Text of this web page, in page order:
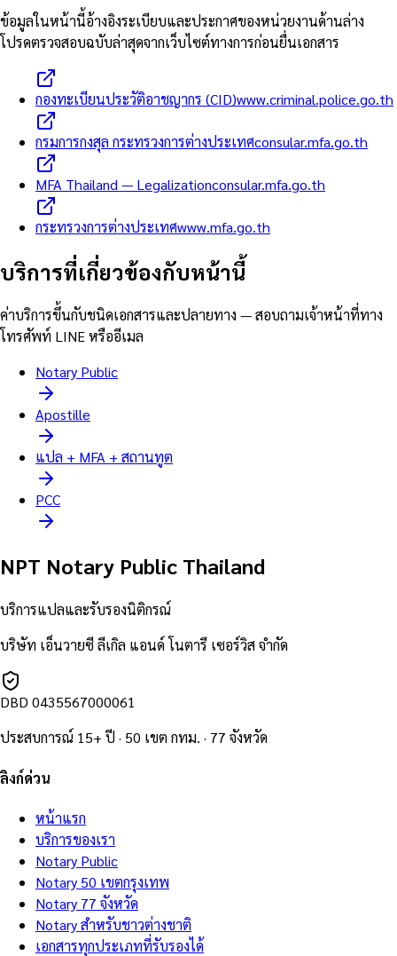
ข้อมูลในหน้านี้อ้างอิงระเบียบและประกาศของหน่วยงานด้านล่าง
โปรดตรวจสอบฉบับล่าสุดจากเว็บไซต์ทางการก่อนยื่นเอกสาร
กองทะเบียนประวัติอาชญากร (CID)www.criminal.police.go.th
กรมการกงสุล กระทรวงการต่างประเทศconsular.mfa.go.th
MFA Thailand — Legalizationconsular.mfa.go.th
กระทรวงการต่างประเทศwww.mfa.go.th
บริการที่เกี่ยวข้องกับหน้านี้
ค่าบริการขึ้นกับชนิดเอกสารและปลายทาง — สอบถามเจ้าหน้าที่ทาง
โทรศัพท์ LINE หรืออีเมล
Notary Public
Apostille
แปล + MFA + สถานทูต
PCC
NPT Notary Public Thailand
บริการแปลและรับรองนิติกรณ์
บริษัท เอ็นวายซี ลีเกิล แอนด์ โนตารี เซอร์วิส จำกัด
DBD 0435567000061
ประสบการณ์ 15+ ปี · 50 เขต กทม. · 77 จังหวัด
ลิงก์ด่วน
หน้าแรก
บริการของเรา
Notary Public
Notary 50 เขตกรุงเทพ
Notary 77 จังหวัด
Notary สำหรับชาวต่างชาติ
เอกสารทุกประเภทที่รับรองได้